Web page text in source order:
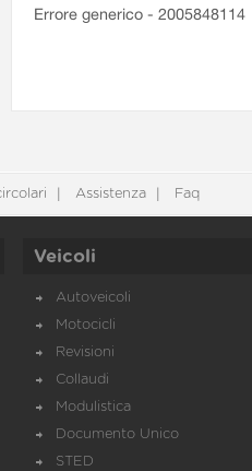
Errore generico - 2005848114
Assistenza Faq
Veicoli
Autoveicoli
Motocicli
Revisioni
Collaudi
Modulistica
Documento Unico
STED